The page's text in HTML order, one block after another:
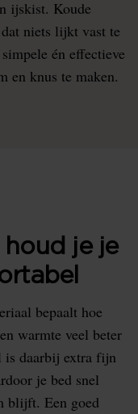
ijskist. Koude
niets lijkt vast te
én effectieve
en knus te maken.
houd je je
bepaalt hoe
warmte veel beter
is daarbij extra fijn
je bed snel
blijft. Een goed